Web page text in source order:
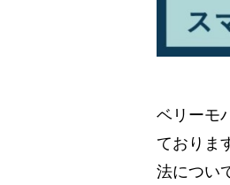
ベリーモ
ておりま
法につい